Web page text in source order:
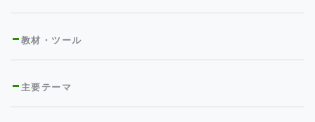
教材・ツール
主要テーマ